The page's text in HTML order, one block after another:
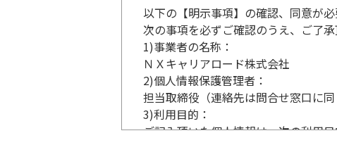
以下の【明示事項】の確認、同意が必
次の事項を必ずご確認のうえ、ご了
1)事業者の名称：
ＮＸキャリアロード株式会社
2)個人情報保護管理者：
担当取締役（連絡先は問合せ窓口に同
3)利用目的：
ご記入頂いた個人情報は、次の利用